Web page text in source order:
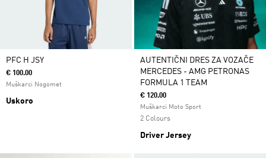
PFC H JSY
€ 100.00
Muškarci Nogomet
Uskoro
AUTENTIČNI DRES ZA VOZAČE
MERCEDES - AMG PETRONAS
FORMULA 1 TEAM
€ 120.00
Muškarci Moto Sport
2 Colours
Driver Jersey